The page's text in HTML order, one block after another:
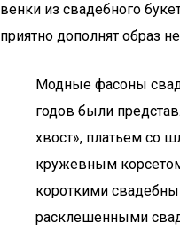
венки из свадебного
приятно дополнят образ
Модные фасоны
годов были
хвост», платьем со
кружевным
короткими
расклешенными